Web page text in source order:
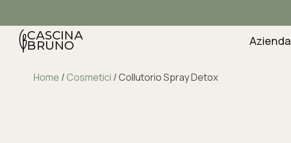
CASCINA
BRUNO Azienda
Home / Cosmetici / Collutorio Spray Detox